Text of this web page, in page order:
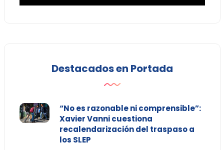
Destacados en Portada
“No es razonable ni comprensible”:
Xavier Vanni cuestiona
recalendarización del traspaso a
los SLEP